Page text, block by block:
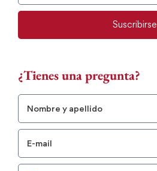
Suscribirse
¿Tienes una pregunta?